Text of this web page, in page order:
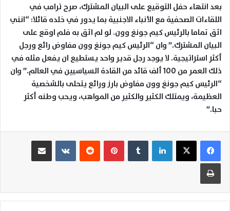
بعد انتهاء حفل التوقيع على البيان المشترك، صرح ترامب في
اللقاءات الصحفية مع الأنباء الاجنبية بما يدور في خلده قائلا: “انني
اثق تماما بالرئيس كيم جونغ وون. لو لم اثق به فلم اوقع على
البيان المشترك.” وان “الرئيس كيم جونغ وون مفاوض رائع ورجل
أكثر استراتيجية. لا يوجد رجل قدير واحد يستطيع ان يفعل مثله في
ذلك العمر من 100 ألف قائد من القادة السياسيين في العالم.” وان
“الرئيس كيم جونغ وون مفاوض بارز ورائع يتحلى بالشخصية
العظيمة، ويمتلك الكثير والكثير من المواهب، ويحب وطنه أكثر
حبا.”
لينكدإن بينتيريست مشاركة عبر البريد
طباعة